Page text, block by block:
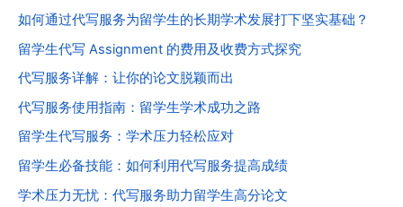
如何通过代写服务为留学生的长期学术发展打下坚实基础？
留学生代写 Assignment 的费用及收费方式探究
代写服务详解：让你的论文脱颖而出
代写服务使用指南：留学生学术成功之路
留学生代写服务：学术压力轻松应对
留学生必备技能：如何利用代写服务提高成绩
学术压力无忧：代写服务助力留学生高分论文